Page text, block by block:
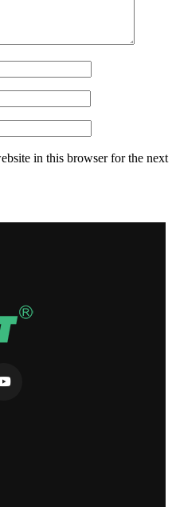
in this browser for the next